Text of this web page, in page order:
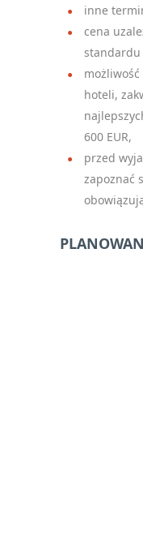
inne
cena
hoteli,
600 EUR,
przed
zapoznać